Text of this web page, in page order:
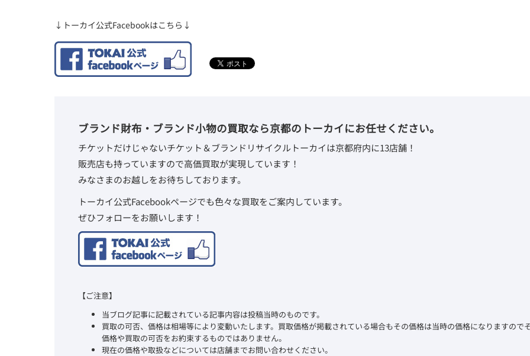
↓トーカイ公式Facebookはこちら↓
ブランド財布・ブランド小物の買取なら京都のトーカイにお任せください。
チケットだけじゃないチケット＆ブランドリサイクルトーカイは京都府内に13店舗！
販売店も持っていますので高価買取が実現しています！
みなさまのお越しをお待ちしております。
トーカイ公式Facebookページでも色々な買取をご案内しています。
ぜひフォローをお願いします！
【ご注意】
当ブログ記事に記載されている記事内容は投稿当時のものです。
買取の可否、価格は相場等により変動いたします。買取価格が掲載されている場合もその価格は当時の価格になりますので
価格や買取の可否をお約束するものではありません。
現在の価格や取扱などについては店舗までお問い合わせください。